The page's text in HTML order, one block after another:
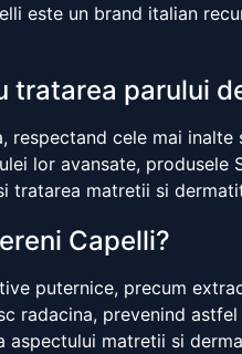
este un brand italian
tratarea parului
respectand cele mai
lor avansate,
tratarea matretii si
Capelli?
puternice, precum
radacina, prevenind
aspectului matretii si